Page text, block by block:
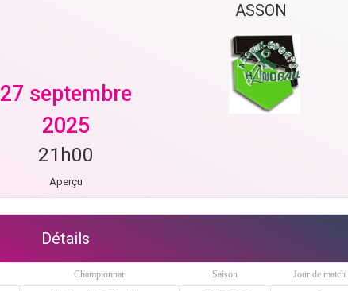
ASSON
27 septembre
2025
21h00
Aperçu
Détails
Championnat Saison Jour de match